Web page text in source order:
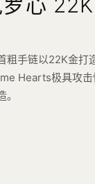
粗手链以22K金
Hearts极具攻